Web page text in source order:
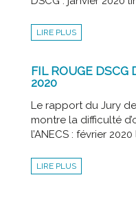
LIRE PLUS
FIL ROUGE DSCG
2020
Le rapport du Jury
montre la difficulté
l’ANECS : février
LIRE PLUS